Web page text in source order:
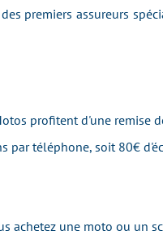
premiers assureurs
profitent d'une remise
par téléphone, soit 80€
achetez une moto ou un